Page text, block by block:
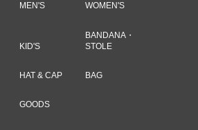
MEN'S WOMEN'S
KID'S
BANDANA・
STOLE
HAT & CAP BAG
GOODS